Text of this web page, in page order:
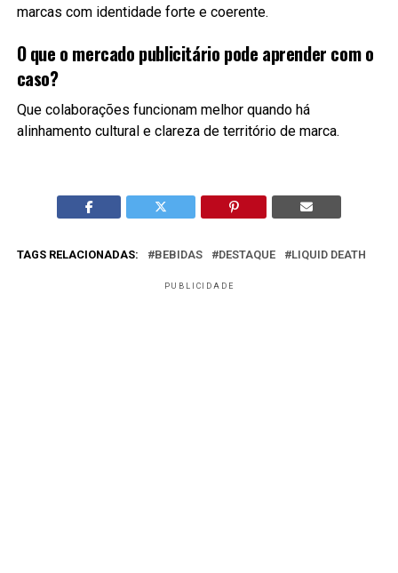
marcas com identidade forte e coerente.
O que o mercado publicitário pode aprender com o
caso?
Que colaborações funcionam melhor quando há
alinhamento cultural e clareza de território de marca.
TAGS RELACIONADAS: BEBIDAS DESTAQUE LIQUID DEATH
PUBLICIDADE